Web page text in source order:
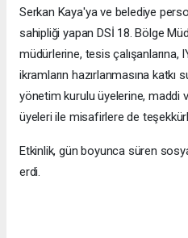
Serkan Kaya'ya ve belediye
sahipliği yapan DSİ 18. Bölge
müdürlerine, tesis çalışanlarına,
ikramların hazırlanmasına katkı
yönetim kurulu üyelerine, maddi
üyeleri ile misafirlere de
Etkinlik, gün boyunca süren
erdi.